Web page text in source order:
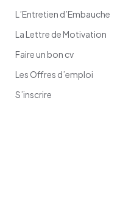
L’Entretien d’Embauche
La Lettre de Motivation
Faire un bon cv
Les Offres d’emploi
S’inscrire